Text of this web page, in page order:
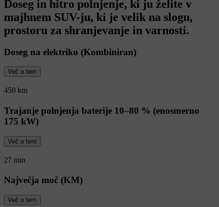
Doseg in hitro polnjenje, ki ju želite v
majhnem SUV-ju, ki je velik na slogu,
prostoru za shranjevanje in varnosti.
Doseg na elektriko (Kombiniran)
Več o tem
450 km
Trajanje polnjenja baterije 10–80 % (enosmerno
175 kW)
Več o tem
27 min
Največja moč (KM)
Več o tem